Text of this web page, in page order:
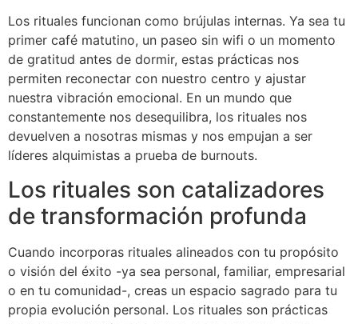
Los rituales funcionan como brújulas internas. Ya sea tu
primer café matutino, un paseo sin wifi o un momento
de gratitud antes de dormir, estas prácticas nos
permiten reconectar con nuestro centro y ajustar
nuestra vibración emocional. En un mundo que
constantemente nos desequilibra, los rituales nos
devuelven a nosotras mismas y nos empujan a ser
líderes alquimistas a prueba de burnouts.
Los rituales son catalizadores
de transformación profunda
Cuando incorporas rituales alineados con tu propósito
o visión del éxito -ya sea personal, familiar, empresarial
o en tu comunidad-, creas un espacio sagrado para tu
propia evolución personal. Los rituales son prácticas